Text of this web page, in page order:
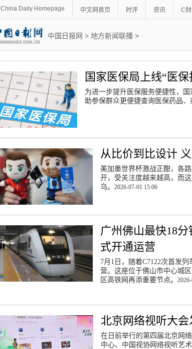
China Daily Homepage 中文网首页 时评 资讯 C
中国日报网 > 地方新闻联播>
国家医保局上线“医保
为进一步提升医保服务便捷性，
助参保群众更便捷查询医保药品
从比价到比设计
美加墨世界杯激战正酣，各
开，受关注度越来越高，而
乌。2026-07-01 15:06
广州佛山最快18
式开通运营
7月1日，随着C7122次首发
营。这座位于佛山市中心城
区高铁网再添重要节点。
北京网络视听大
在日前举行的第四届北京网
中心、中国视协网络视听艺